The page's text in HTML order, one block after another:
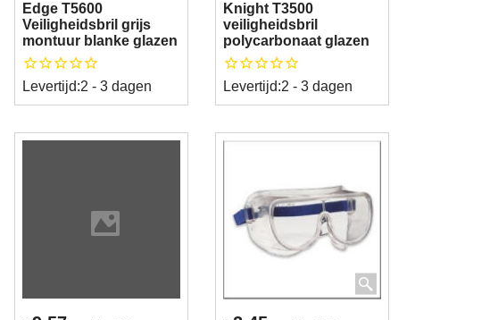
Edge T5600
Veiligheidsbril grijs
montuur blanke glazen
Levertijd:2 - 3 dagen
Knight T3500
veiligheidsbril
polycarbonaat glazen
Levertijd:2 - 3 dagen